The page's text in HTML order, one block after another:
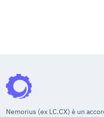
Nemorius (ex LC.CX) è un